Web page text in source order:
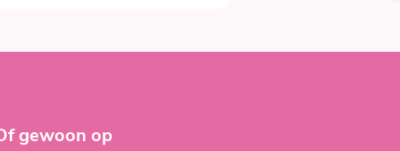
gewoon op